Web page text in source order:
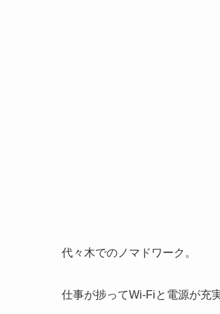
代々木でのノマドワーク。
仕事が捗ってWi-Fiと電源が充